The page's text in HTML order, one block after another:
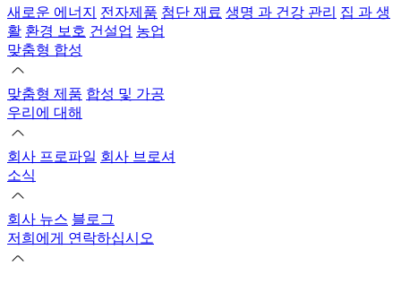
새로운 에너지 전자제품 첨단 재료 생명 과 건강 관리 집 과 생
활 환경 보호 건설업 농업
맞춤형 합성
맞춤형 제품 합성 및 가공
우리에 대해
회사 프로파일 회사 브로셔
소식
회사 뉴스 블로그
저희에게 연락하십시오